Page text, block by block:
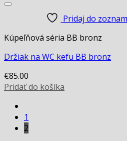
Pridaj do
Kúpeľňová séria BB bronz
Držiak na WC kefu BB bronz
€85.00
Pridať do košíka
1
2